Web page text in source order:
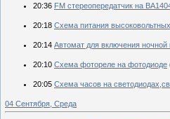
20:36 FM cтереопередатчик на
20:18 Схема питания
20:14 Автомат для включения
20:10 Схема фотореле на фотодиоде
20:05 Схема часов на
04 Сентября, Среда